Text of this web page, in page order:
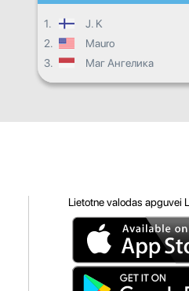
1. J. K
2.
Mauro
3.
Маг Ангелика
Lietotne valodas apguvei